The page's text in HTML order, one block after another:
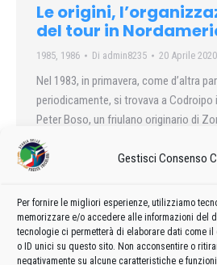
Gestisci Consenso
Per fornire le migliori esperienze, utilizziamo
memorizzare e/o accedere alle informazioni del
tecnologie ci permetterà di elaborare dati come
o ID unici su questo sito. Non acconsentire o
negativamente su alcune caratteristiche e
Le origini,
del tour in
1985, 1986 Di admin8235 20 Aprile 2020
Nel 1983, in primavera, come d’altra
periodicamente, si trovava a Codroipo
Peter Boso, un friulano originario di
costruttore edile di Toronto – Primo Di
natali friulani, e cugino dell’amico Aldo,